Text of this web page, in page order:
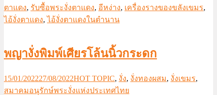
ตาแดง, รับซื้อพระงั่งตาแดง, อีหง่าง, เครื่องรางของขลังเขมร,
ไอ้งั่งตาแดง,ไอ้งั่งตาแดงในตำนาน
พญางั่งพิมพ์เศียรโล้นนิ้วกระดก
15/01/202227/08/2022HOT TOPIC, งั่ง, งั่งทองผสม, งั่งเขมร,
สมาคมอนุรักษ์พระงั่งแห่งประเทศไทย